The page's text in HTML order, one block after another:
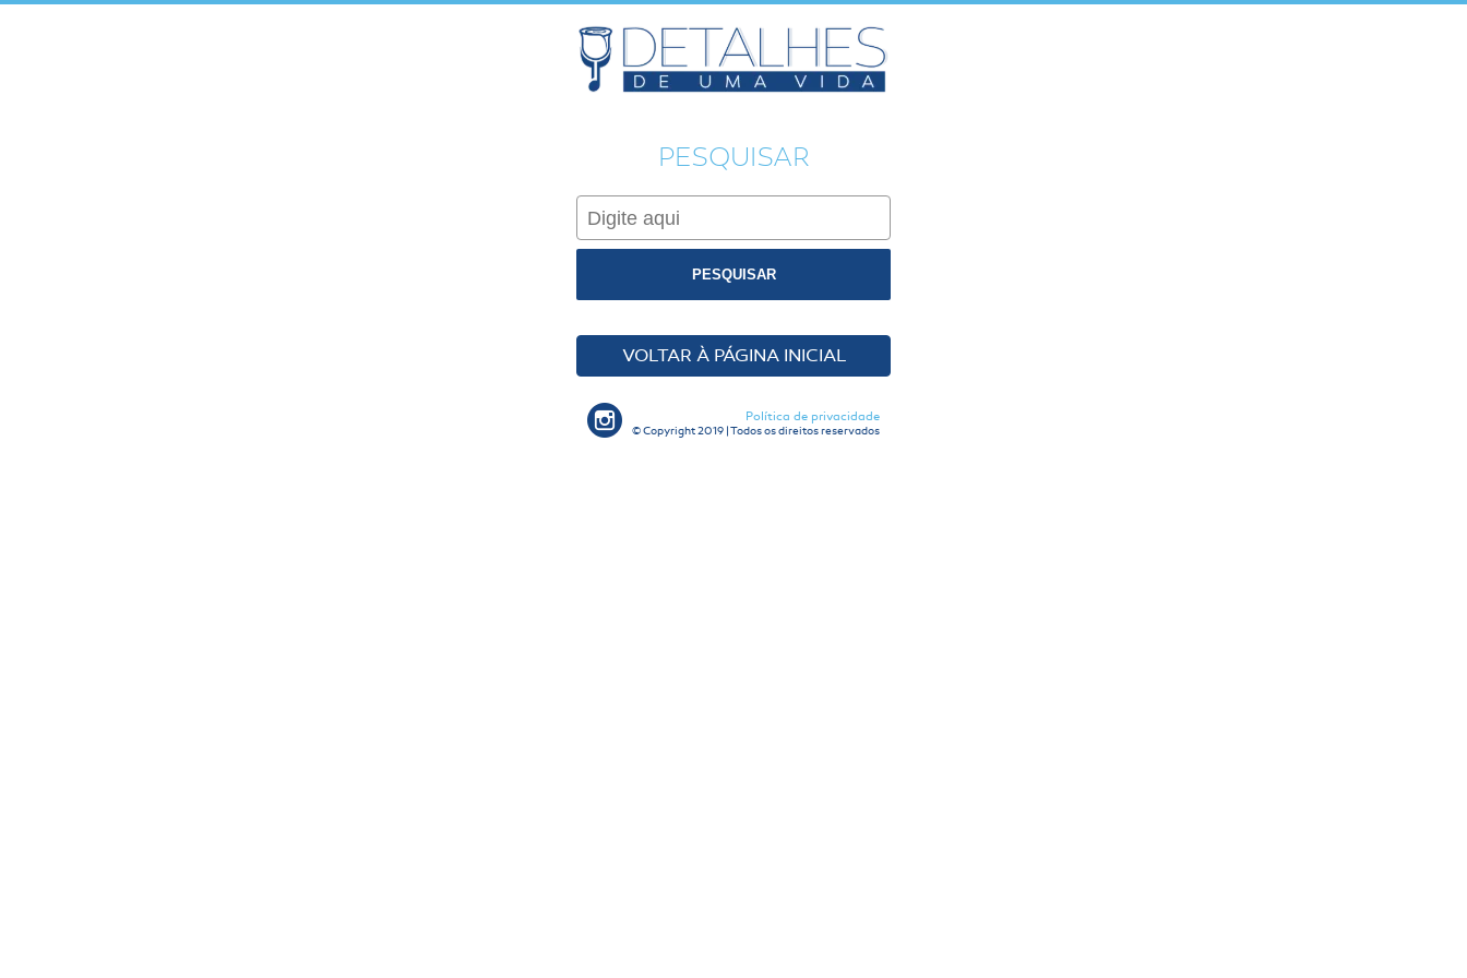
PESQUISAR
PESQUISAR
VOLTAR À PÁGINA INICIAL
Política de privacidade
© Copyright 2019 | Todos os direitos reservados